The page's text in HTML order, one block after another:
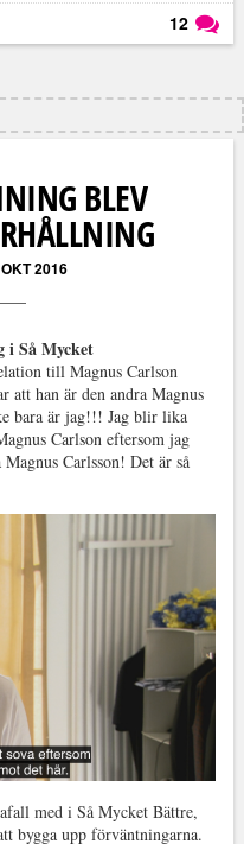
12
BLEV
2016
i Så Mycket
till Magnus Carlson
han är den andra Magnus
bara är jag!!! Jag blir lika
Carlson eftersom jag
Carlsson! Det är så
med i Så Mycket Bättre,
bygga upp förväntningarna.